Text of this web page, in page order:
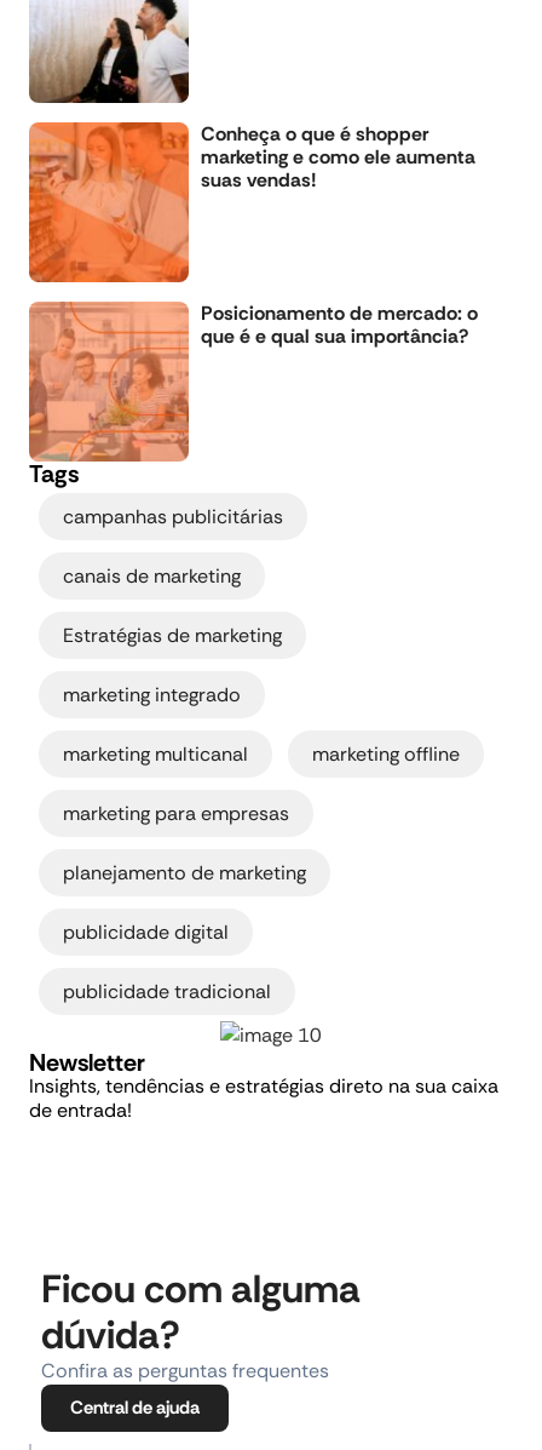
Conheça o que é shopper
marketing e como ele aumenta
suas vendas!
Posicionamento de mercado: o
que é e qual sua importância?
Tags
campanhas publicitárias
canais de marketing
Estratégias de marketing
marketing integrado
marketing multicanal marketing offline
marketing para empresas
planejamento de marketing
publicidade digital
publicidade tradicional
Newsletter
Insights, tendências e estratégias direto na sua caixa
de entrada!
Ficou com alguma
dúvida?
Confira as perguntas frequentes
Central de ajuda